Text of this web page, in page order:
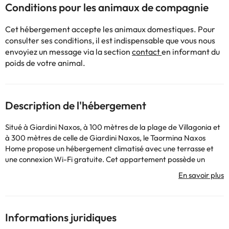
Conditions pour les animaux de compagnie
Cet hébergement accepte les animaux domestiques. Pour
consulter ses conditions, il est indispensable que vous nous
envoyiez un message via la section contacten informant du
poids de votre animal.
Description de l'hébergement
Situé à Giardini Naxos, à 100 mètres de la plage de Villagonia et
à 300 mètres de celle de Giardini Naxos, le Taormina Naxos
Home propose un hébergement climatisé avec une terrasse et
une connexion Wi-Fi gratuite. Cet appartement possède un
balcon. Un parking privé est disponible moyennant des frais
établissement est non-fumeurs. Des visites guidées sont
disponibles à proximité. Vous séjournerez à moins de 1 km de la
Informations juridiques